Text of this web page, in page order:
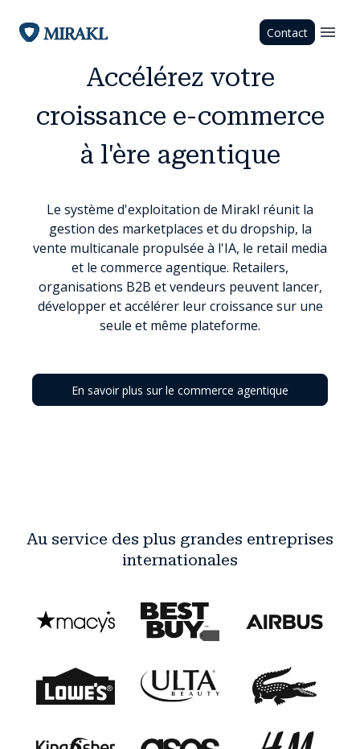
Contact
Accélérez votre
croissance e-commerce
à l'ère agentique
Le système d'exploitation de Mirakl réunit la
gestion des marketplaces et du dropship, la
vente multicanale propulsée à l'IA, le retail media
et le commerce agentique. Retailers,
organisations B2B et vendeurs peuvent lancer,
développer et accélérer leur croissance sur une
seule et même plateforme.
En savoir plus sur le commerce agentique
Au service des plus grandes entreprises
internationales